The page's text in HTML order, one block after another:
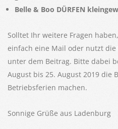
Belle & Boo DÜRFEN
Solltet Ihr weitere Fragen
einfach eine Mail oder nutzt
unter dem Beitrag. Bitte dabei
August bis 25. August 2019 die
Betriebsferien machen.
Sonnige Grüße aus Ladenburg